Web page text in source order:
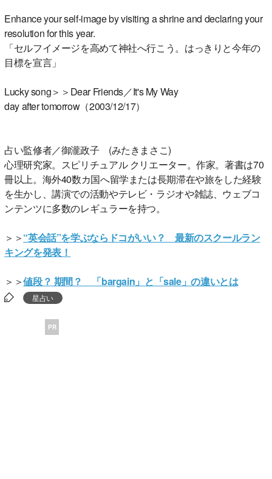
Enhance your self-image by visiting a shrine and declaring your
resolution for this year.
「セルフイメージを高めて神社へ行こう。はっきりと今年の
目標を宣言」
Lucky song＞＞Dear Friends／It's My Way
day after tomorrow（2003/12/17）
占い監修者／御瀧政子 (みたきまさこ)
心理研究家。スピリチュアル クリエーター。作家。著書は70
冊以上。海外40数カ国へ留学または長期滞在や旅をした経験
を生かし、講演での活動やテレビ・ラジオや雑誌、ウェブコ
ンテンツに多数のレギュラーを持つ。
＞＞“英会話”を学ぶならドコがいい？ 最新のスクールラン
キングを発表！
＞＞値段？ 期間？ 「bargain」と「sale」の違いとは
星占い
PR